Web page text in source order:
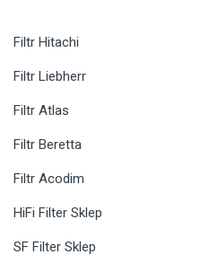
Filtr Hitachi
Filtr Liebherr
Filtr Atlas
Filtr Beretta
Filtr Acodim
HiFi Filter Sklep
SF Filter Sklep